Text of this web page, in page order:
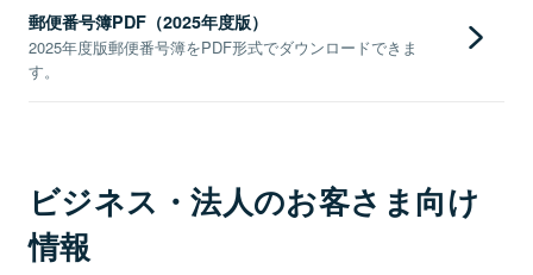
郵便番号簿PDF（2025年度版）
2025年度版郵便番号簿をPDF形式でダウンロードできま
す。
ビジネス・法人のお客さま向け
情報